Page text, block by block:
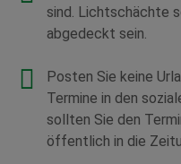
sind. Lichtschächte
abgedeckt sein.
Posten Sie keine
Termine in den
sollten Sie den
öffentlich in die